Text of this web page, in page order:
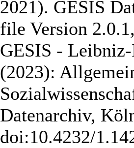
2021). GESIS
file Version
GESIS -
(2023):
Datenarchiv,
doi:10.4232/